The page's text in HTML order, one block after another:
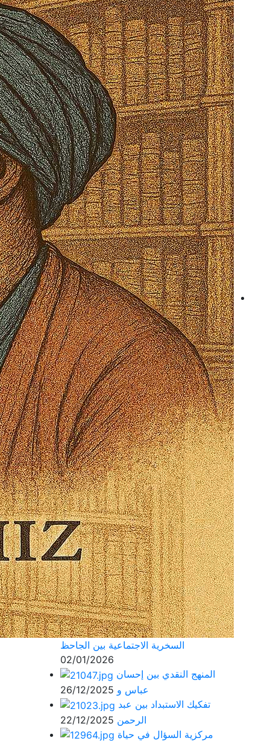
السخرية الاجتماعية بين الجاحظ
02/01/2026
المنهج النقدي بين إحسان
عباس و 26/12/2025
تفكيك الاستبداد بين عبد
الرحمن 22/12/2025
مركزية السؤال في حياة